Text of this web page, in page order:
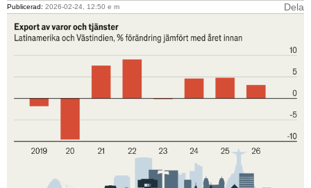
Publicerad: 2026-02-24, 12:50 e m Dela